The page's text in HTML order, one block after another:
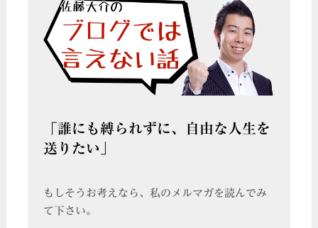
「誰にも縛られずに、自由な人生を
送りたい」
もしそうお考えなら、私のメルマガを読んでみ
て下さい。